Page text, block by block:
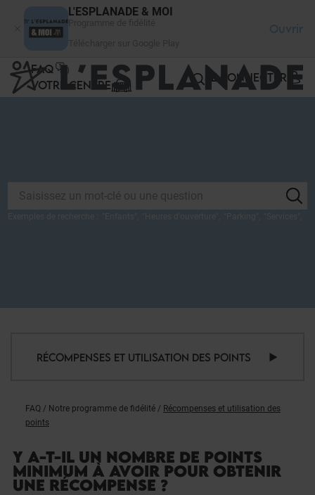
L'ESPLANADE & MOI
Ouvrir
FAQ
VOTRE CENTRE
SE CONNECTER
RÉCOMPENSES ET UTILISATION DES POINTS
FAQ / Notre programme de fidélité / Récompenses et utilisation des
points
Y A-T-IL UN NOMBRE DE POINTS
MINIMUM À AVOIR POUR OBTENIR
UNE RÉCOMPENSE ?
Panneau de gestion des cookies